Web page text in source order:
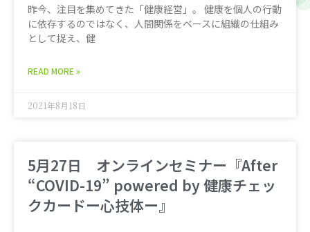
昨今、注目を集めてきた「健康経営」。 健康を個人の行動
に依存するのではなく、人間関係をベースに組織の仕組み
として捉え、健
READ MORE »
2021年8月18日
5月27日 オンラインセミナー『After
“COVID-19” powered by 健康チェッ
クカードー心技体ー』